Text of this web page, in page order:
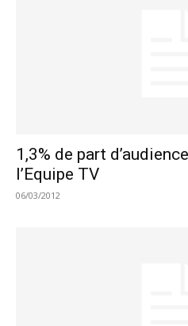
1,3% de part
l’Equipe TV
06/03/2012